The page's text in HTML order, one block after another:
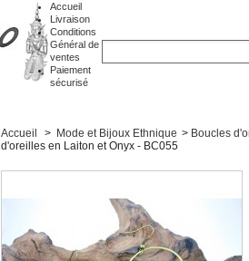
Accueil
Livraison
Conditions
Général de
ventes
Paiement
sécurisé
Accueil > Mode et Bijoux Ethnique > Boucles
d'oreilles en Laiton et Onyx - BC055